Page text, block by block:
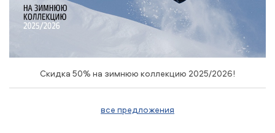
Скидка 50% на зимнюю коллекцию 2025/2026!
все предложения